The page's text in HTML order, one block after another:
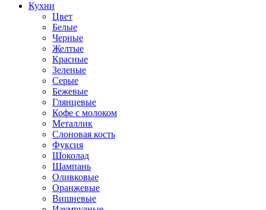
Кухни
Цвет
Белые
Черные
Желтые
Красные
Зеленые
Серые
Бежевые
Глянцевые
Кофе с молоком
Металлик
Слоновая кость
Фуксия
Шоколад
Шампань
Оливковые
Оранжевые
Вишневые